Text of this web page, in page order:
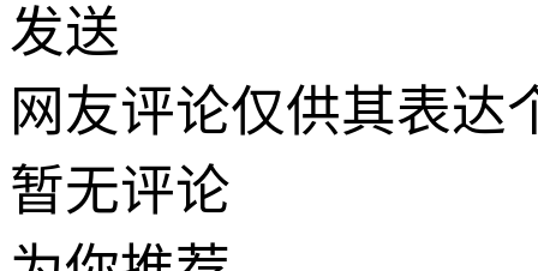
发送
网友评论仅供其表达
暂无评论